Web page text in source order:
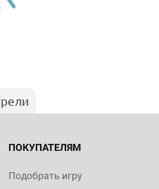
ПОКУПАТЕЛЯМ
Подобрать игру